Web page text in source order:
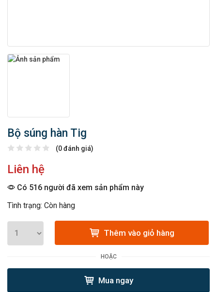
Bộ súng hàn Tig
(0 đánh giá)
Liên hệ
Có 516 người đã xem sản phẩm này
Tình trạng: Còn hàng
Thêm vào giỏ hàng
HOẶC
Mua ngay